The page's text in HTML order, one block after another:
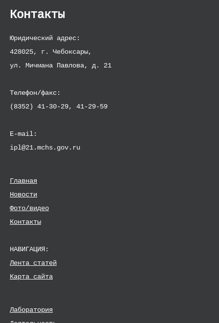
Контакты
Юридический адрес:
428025, г. Чебоксары,
ул. Мичмана Павлова, д. 21
Телефон/факс:
(8352) 41-30-29, 41-29-59
E-mail:
ipl@21.mchs.gov.ru
Главная
Новости
Фото/видео
Контакты
НАВИГАЦИЯ:
Лента статей
Карта сайта
Лаборатория